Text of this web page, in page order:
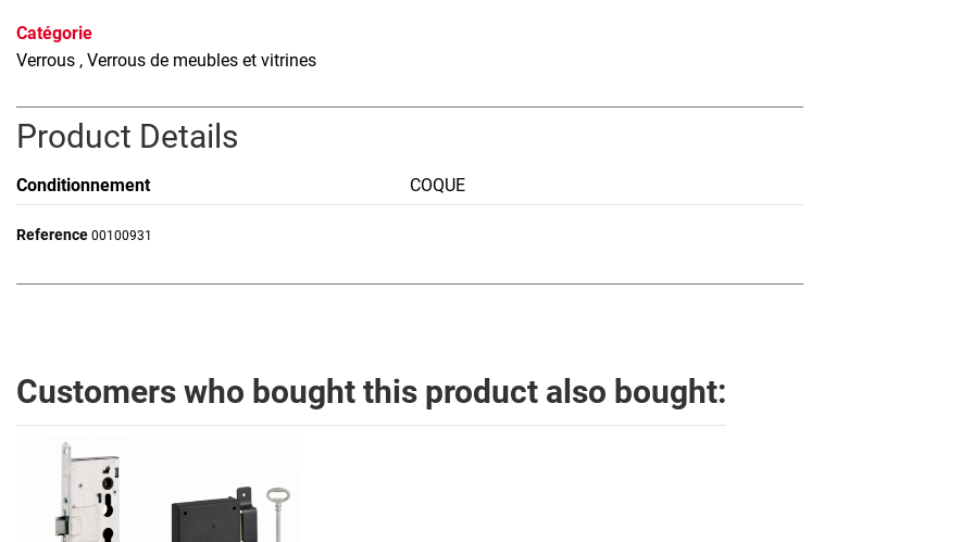
Catégorie
Verrous , Verrous de meubles et vitrines
Product Details
Conditionnement COQUE
Reference 00100931
Customers who bought this product also bought: